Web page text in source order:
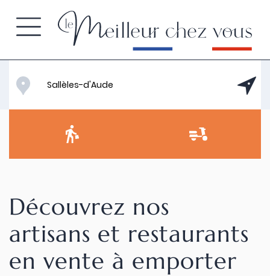
Découvrez nos
artisans et restaurants
en vente à emporter